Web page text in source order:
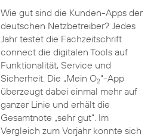
Wie gut sind die Kunden-Apps der
deutschen Netzbetreiber? Jedes
Jahr testet die Fachzeitschrift
connect die digitalen Tools auf
Funktionalität, Service und
Sicherheit. Die „Mein O2“-App
überzeugt dabei einmal mehr auf
ganzer Linie und erhält die
Gesamtnote „sehr gut“. Im
Vergleich zum Vorjahr konnte sich